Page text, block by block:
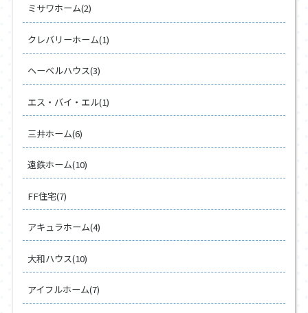
ミサワホーム(2)
クレバリーホーム(1)
ヘーベルハウス(3)
エス・バイ・エル(1)
三井ホーム(6)
遠鉄ホーム(10)
FF住宅(7)
アキュラホーム(4)
大和ハウス(10)
アイフルホーム(7)